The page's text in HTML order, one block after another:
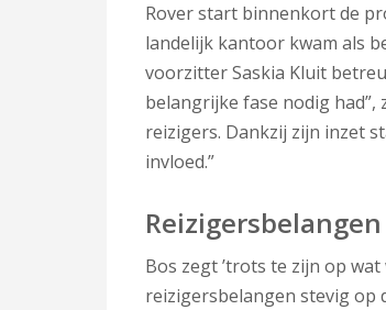
Rover start binnenkort de
landelijk kantoor kwam als
voorzitter Saskia Kluit
belangrijke fase nodig
reizigers. Dankzij zijn inzet
invloed.”
Bos zegt ’trots te zijn op
reizigersbelangen stevig op